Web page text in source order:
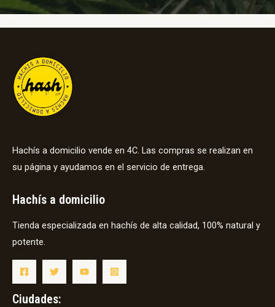
Hachís a domicilio vende en 4C. Las compras se realizan en
su página y ayudamos en el servicio de entrega.
Hachís a domicilio
Tienda especializada en hachís de alta calidad, 100% natural y
potente.
Ciudades: